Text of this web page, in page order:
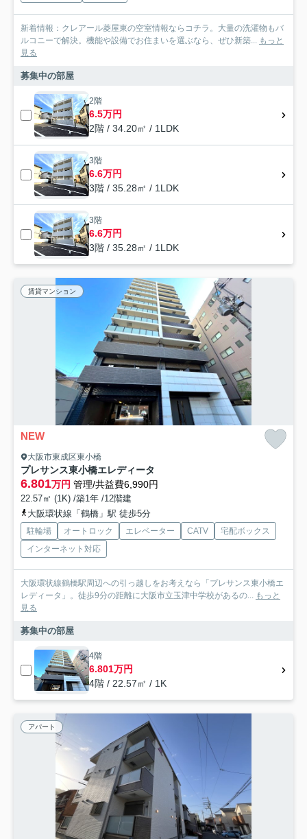
新着情報：クレアール菱屋東の空室情報ならコチラ。大量の洗濯物もバ
ルコニーで解決。機能や設備でお住まいを選ぶなら、ぜひ新築... もっと
見る
募集中の部屋
2階
6.5万円
2階 / 34.20㎡ / 1LDK
3階
6.6万円
3階 / 35.28㎡ / 1LDK
3階
6.6万円
3階 / 35.28㎡ / 1LDK
賃貸マンション
NEW
大阪市東成区東小橋
プレサンス東小橋エレディータ
6.801万円 管理/共益費6,990円
22.57㎡ (1K) /築1年 /12階建
大阪環状線「鶴橋」駅 徒歩5分
駐輪場 オートロック エレベーター CATV
宅配ボックス
インターネット対応
大阪環状線鶴橋駅周辺への引っ越しをお考えなら「プレサンス東小橋エ
レディータ」。徒歩9分の距離に大阪市立玉津中学校があるの... もっと
見る
募集中の部屋
4階
6.801万円
4階 / 22.57㎡ / 1K
アパート